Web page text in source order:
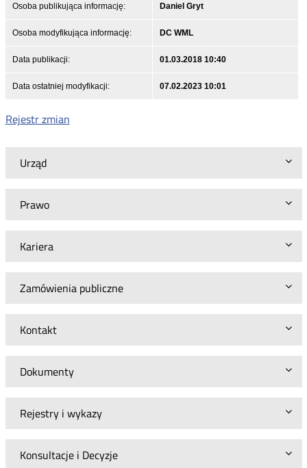
Urząd
Prawo
Kariera
Zamówienia publiczne
Kontakt
Dokumenty
Rejestry i wykazy
Konsultacje i Decyzje
Osoba publikująca informację: Daniel Gryt
Osoba modyfikująca informację: DC WML
Data publikacji: 01.03.2018 10:40
Data ostatniej modyfikacji: 07.02.2023 10:01
Rejestr zmian